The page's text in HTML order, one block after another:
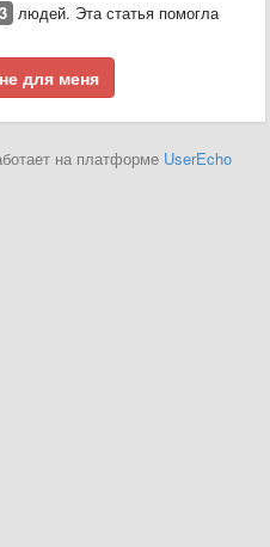
людей. Эта статья помогла
для меня
на платформе UserEcho